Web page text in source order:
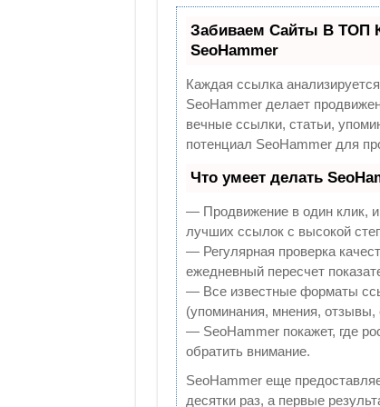
Забиваем Сайты В ТОП
SeoHammer
Каждая ссылка
SeoHammer делает
вечные ссылки, статьи,
потенциал SeoHammer для
Что умеет делать
— Продвижение в один клик,
лучших ссылок с высокой
— Регулярная проверка
ежедневный пересчет
— Все известные форматы
(упоминания, мнения, отзывы,
— SeoHammer покажет, где
обратить внимание.
SeoHammer еще
десятки раз, а первые